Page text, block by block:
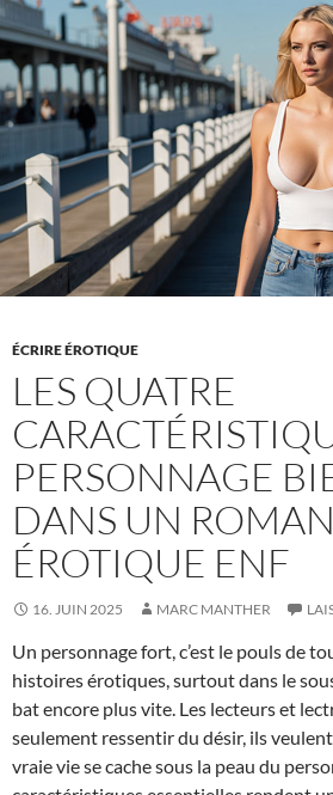
quand
l’envie
mène
à
la
nudité
ÉCRIRE ÉROTIQUE
LES QUATRE
PERSONNAGE
DANS UN ROMAN
ÉROTIQUE ENF
16. JUIN 2025 MARC MANTHER
Un personnage fort, c’est le pouls de
histoires érotiques, surtout dans le
bat encore plus vite. Les lecteurs et
seulement ressentir du désir, ils
vraie vie se cache sous la peau du